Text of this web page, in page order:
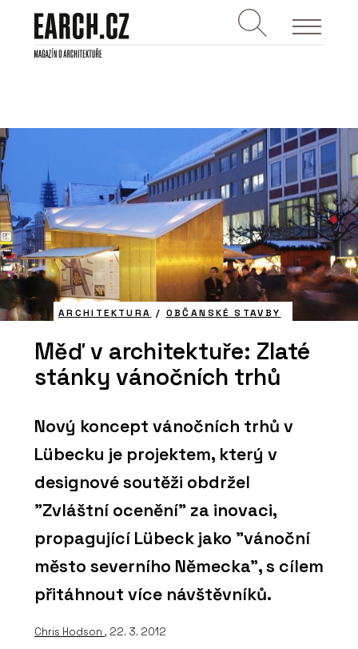
ARCHITEKTURA / OBČANSKÉ STAVBY
Měď v architektuře: Zlaté
stánky vánočních trhů
Nový koncept vánočních trhů v
Lübecku je projektem, který v
designové soutěži obdržel
"Zvláštní ocenění" za inovaci,
propagující Lübeck jako "vánoční
město severního Německa", s cílem
přitáhnout více návštěvníků.
Chris Hodson , 22. 3. 2012